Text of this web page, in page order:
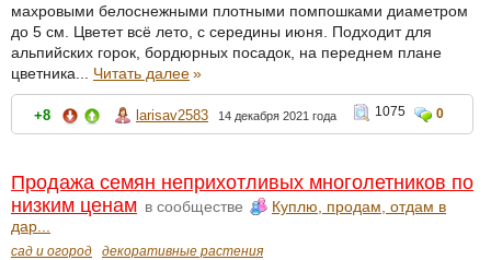
махровыми белоснежными плотными помпошками диаметром
до 5 см. Цветет всё лето, с середины июня. Подходит для
альпийских горок, бордюрных посадок, на переднем плане
цветника... Читать далее»
+8 larisav2583 14 декабря 2021 года 1075 0
Продажа семян неприхотливых многолетников по
низким ценам в сообществе
Куплю, продам, отдам в
дар...
сад и огород декоративные растения